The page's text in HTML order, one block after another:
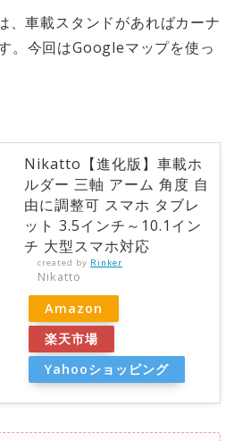
車載スタンドがあればカーナ
。今回はGoogleマップを使っ
Nikatto【進化版】車載ホ
ルダー 三軸 アーム 角度 自
由に調整可 スマホ タブレ
ット 3.5インチ～10.1イン
チ 大型スマホ対応
created by Rinker
Nikatto
Amazon
楽天市場
Yahooショッピング